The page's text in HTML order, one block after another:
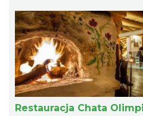
Restauracja Chata